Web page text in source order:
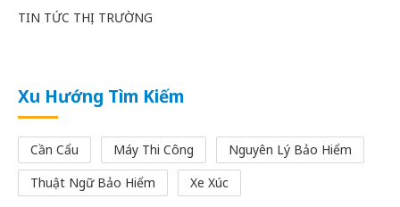
TIN TỨC THỊ TRƯỜNG
Xu Hướng Tìm Kiếm
Cần Cẩu Máy Thi Công
Nguyên Lý Bảo Hiểm
Thuật Ngữ Bảo Hiểm
Xe Xúc